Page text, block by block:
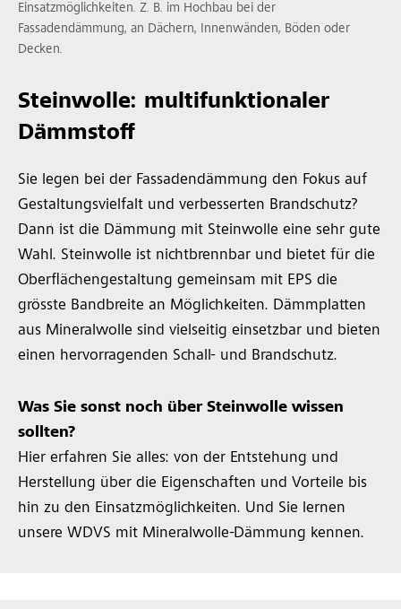
Steinwolle: multifunktionaler
Dämmstoff
Sie legen bei der Fassadendämmung den Fokus auf
Gestaltungsvielfalt und verbesserten Brandschutz?
Dann ist die Dämmung mit Steinwolle eine sehr gute
Wahl. Steinwolle ist nichtbrennbar und bietet für die
Oberflächengestaltung gemeinsam mit EPS die
grösste Bandbreite an Möglichkeiten. Dämmplatten
aus Mineralwolle sind vielseitig einsetzbar und bieten
einen hervorragenden Schall- und Brandschutz.
Was Sie sonst noch über Steinwolle wissen
sollten?
Hier erfahren Sie alles: von der Entstehung und
Herstellung über die Eigenschaften und Vorteile bis
hin zu den Einsatzmöglichkeiten. Und Sie lernen
unsere WDVS mit Mineralwolle-Dämmung kennen.
Einsatzmöglichkeiten. Z. B. im Hochbau bei der
Fassadendämmung, an Dächern, Innenwänden, Böden oder
Decken.